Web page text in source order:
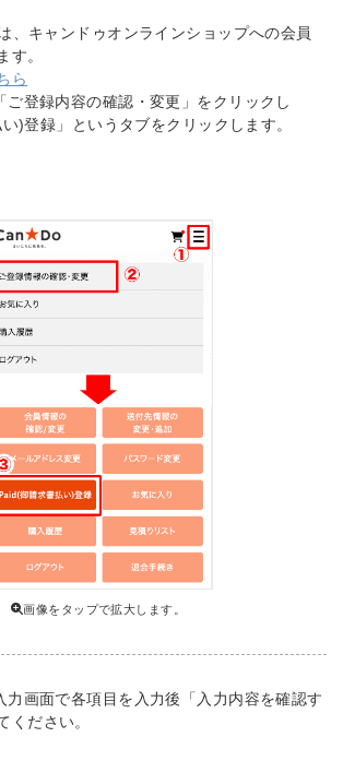
、キャンドゥオンラインショップへの会員
す。
ら
ご登録内容の確認・変更」をクリックし
)登録」というタブをクリックします。
画像をタップで拡大します。
力画面で各項目を入力後「入力内容を確認す
ください。